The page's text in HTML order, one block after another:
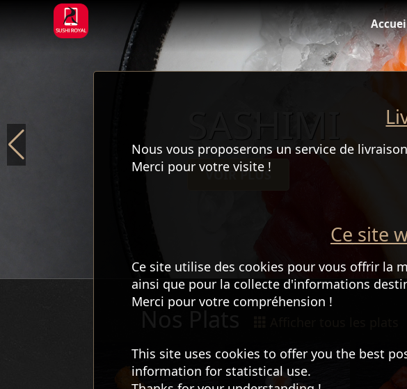
Nous vous proposerons un service de
Merci pour votre visite !
Ce site
Ce site utilise des cookies pour vous offrir la
ainsi que pour la collecte d'informations
Merci pour votre compréhension !
This site uses cookies to offer you the best
information for statistical use.
VOIR PLUS
Nos Plats